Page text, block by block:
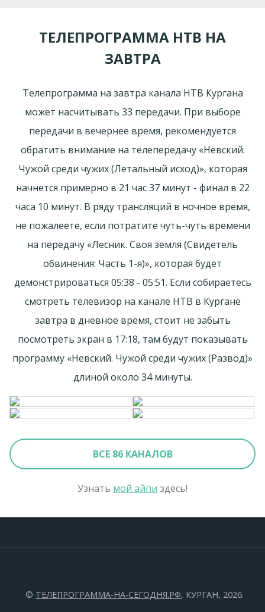
ТЕЛЕПРОГРАММА НТВ НА
ЗАВТРА
Телепрограмма на завтра канала НТВ Кургана
может насчитывать 33 передачи. При выборе
передачи в вечернее время, рекомендуется
обратить внимание на телепередачу «Невский.
Чужой среди чужих (Летальный исход)», которая
начнется примерно в 21 час 37 минут - финал в 22
часа 10 минут. В ряду трансляций в ночное время,
не пожалеете, если потратите чуть-чуть времени
на передачу «Лесник. Своя земля (Свидетель
обвинения: Часть 1-я)», которая будет
демонстрироваться 05:38 - 05:51. Если собираетесь
смотреть телевизор на канале НТВ в Кургане
завтра в дневное время, стоит не забыть
посмотреть экран в 17:18, там будут показывать
программу «Невский. Чужой среди чужих (Развод)»
длиной около 34 минуты.
ВСЕ 86 КАНАЛОВ
Узнать мой айпи здесь!
© ТЕЛЕПРОГРАММА-НА-СЕГОДНЯ.РФ, КУРГАН, 2026.